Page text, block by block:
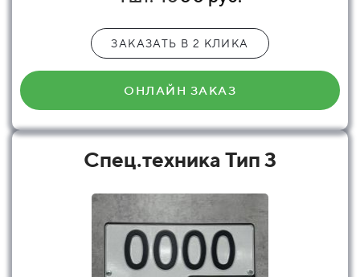
ЗАКАЗАТЬ В 2 КЛИКА
ОНЛАЙН ЗАКАЗ
Спец.техника Тип 3